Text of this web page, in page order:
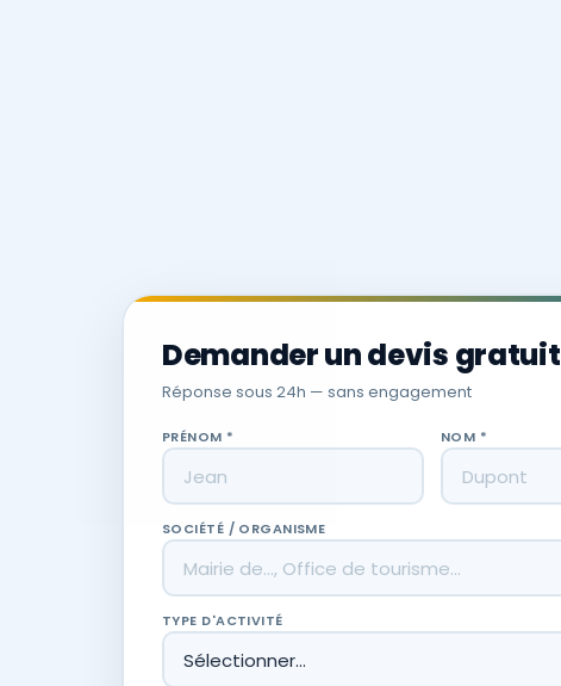
Demander un devis gratuit
Réponse sous 24h — sans engagement
PRÉNOM * NOM *
SOCIÉTÉ / ORGANISME
TYPE D'ACTIVITÉ